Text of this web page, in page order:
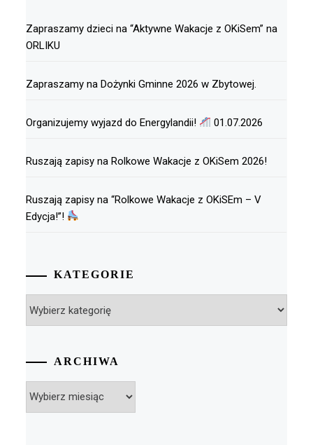
Zapraszamy dzieci na “Aktywne Wakacje z OKiSem” na
ORLIKU
Zapraszamy na Dożynki Gminne 2026 w Zbytowej.
Organizujemy wyjazd do Energylandii! 01.07.2026
Ruszają zapisy na Rolkowe Wakacje z OKiSem 2026!
Ruszają zapisy na “Rolkowe Wakacje z OKiSEm – V
Edycja!”!
KATEGORIE
ARCHIWA